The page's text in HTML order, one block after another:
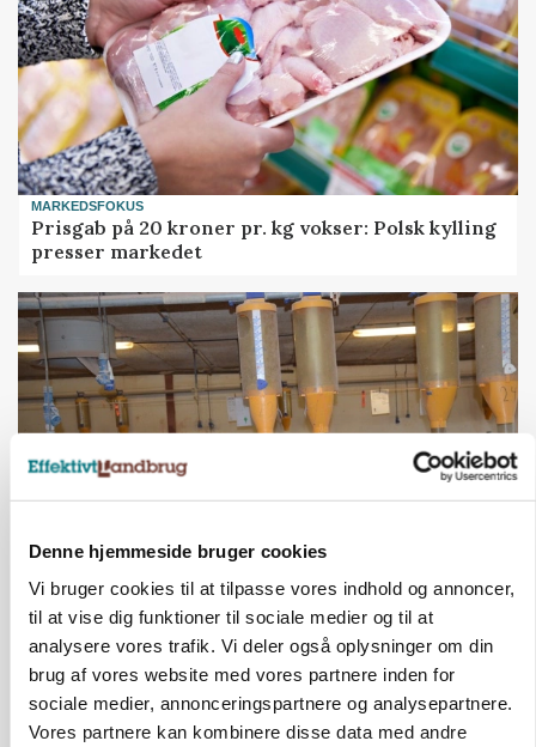
Denne hjemmeside bruger cookies
Vi bruger cookies til at tilpasse vores indhold og annoncer,
til at vise dig funktioner til sociale medier og til at
analysere vores trafik. Vi deler også oplysninger om din
brug af vores website med vores partnere inden for
sociale medier, annonceringspartnere og analysepartnere.
Vores partnere kan kombinere disse data med andre
MARKEDSFOKUS
Prisgab på 20 kroner pr. kg vokser: Polsk kylling
presser markedet
GRISE
Rådgiver om DB-Tjek: Små justeringer kan give
store besparelser
Annonce
Loading...